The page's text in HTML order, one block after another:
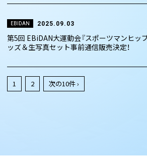
EBIDAN 2025.09.03
第5回 EBiDAN⼤運動会『スポーツマンヒ
ッズ＆生写真セット事前通信販売決定！
1 2 次の10件 ›